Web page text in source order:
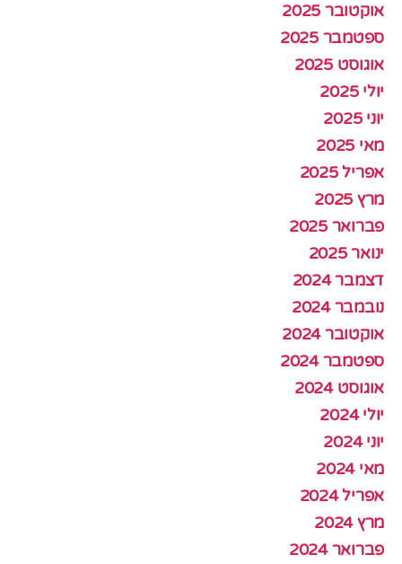
אוקטובר 2025
ספטמבר 2025
אוגוסט 2025
יולי 2025
יוני 2025
מאי 2025
אפריל 2025
מרץ 2025
פברואר 2025
ינואר 2025
דצמבר 2024
נובמבר 2024
אוקטובר 2024
ספטמבר 2024
אוגוסט 2024
יולי 2024
יוני 2024
מאי 2024
אפריל 2024
מרץ 2024
פברואר 2024